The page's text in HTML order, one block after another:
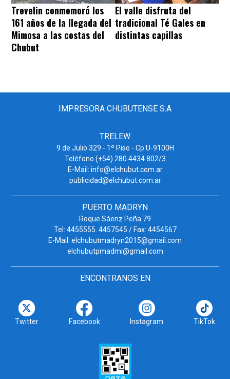
Trevelin conmemoró los
161 años de la llegada del
Mimosa a las costas del
Chubut
El valle disfruta del
tradicional Té Gales en
distintas capillas
IMPRESORA CHUBUTENSE S.A
TRELEW
9 de Julio 329 - 1º Piso - Cp U-9100H
Teléfono (+54) 280 4434 802/3
E-Mail: info@elchubut.com.ar
publicidad@elchubut.com.ar
PUERTO MADRYN
Roque Sáenz Peña 79
Tel: 4455555. 4457545 / Fax: 4454567
E-Mail: elchubutmadryn2015@gmail.com
elchubutpmadmi@gmail.com
ENCONTRANOS EN
Twitter Facebook Instagram TikTok